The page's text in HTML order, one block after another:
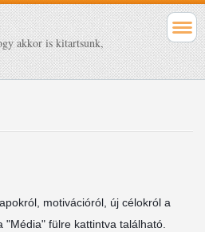
akkor is kitartsunk,
motivációról, új célokról a
"Média" fülre kattintva található.